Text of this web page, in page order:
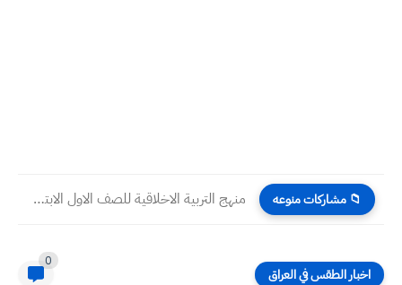
📁 مشاركات منوعه منهج التربية الاخلاقية للصف الاول الابتدائي ٢٠٢٤
اخبار الطقس في العراق
0